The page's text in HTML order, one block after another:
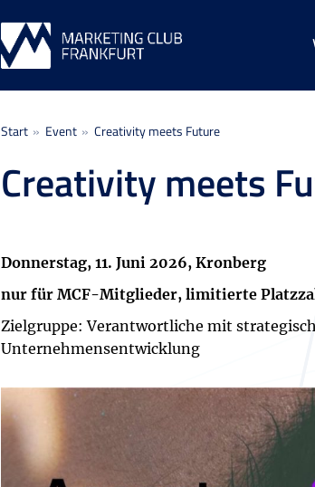
Sie befinden sich hier:
Start Event Creativity meets Future
Creativity meets
Donnerstag, 11. Juni 2026, Kronberg
nur für MCF-Mitglieder, limitierte
Zielgruppe: Verantwortliche mit
Unternehmensentwicklung